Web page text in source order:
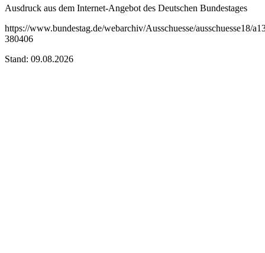
Ausdruck aus dem Internet-Angebot des Deutschen Bundestages
https://www.bundestag.de/webarchiv/Ausschuesse/ausschuesse18/
380406
Stand: 09.08.2026